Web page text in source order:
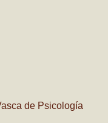
de Psicología